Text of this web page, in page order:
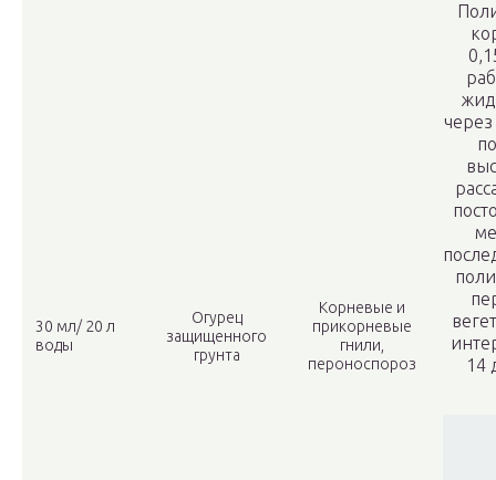
30 мл/ 20 л
воды
Огурец
защищенного
грунта
Корневые и
прикорневые
гнили,
пероноспороз
14